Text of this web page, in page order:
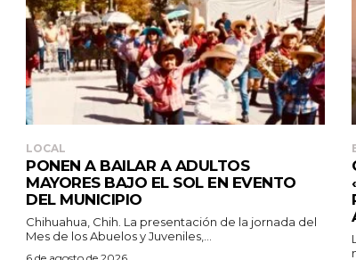
LOCAL
PONEN A BAILAR A ADULTOS
MAYORES BAJO EL SOL EN EVENTO
DEL MUNICIPIO
Chihuahua, Chih. La presentación de la jornada del
Mes de los Abuelos y Juveniles,...